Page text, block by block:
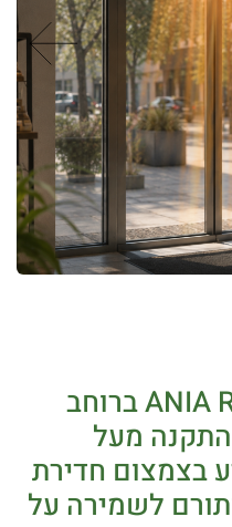
מסך אוויר ANIA RM-4009S ברוחב
מעל
בצמצום חדירת
לשמירה על